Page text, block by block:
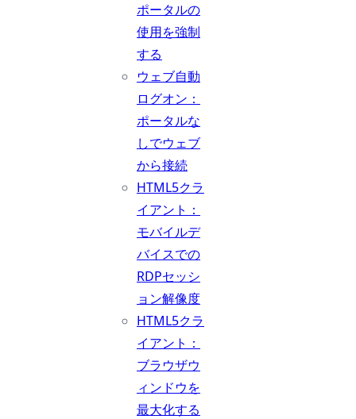
ポータルの
使用を強制
する
ウェブ自動
ログオン：
ポータルな
しでウェブ
から接続
HTML5クラ
イアント：
モバイルデ
バイスでの
RDPセッシ
ョン解像度
HTML5クラ
イアント：
ブラウザウ
ィンドウを
最大化する